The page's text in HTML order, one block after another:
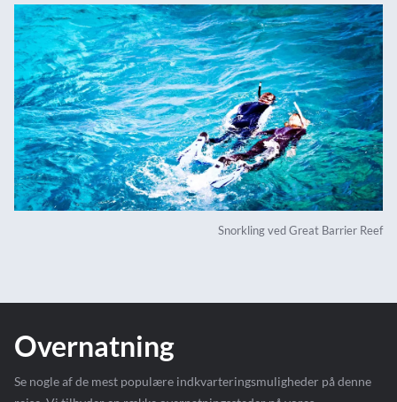
Snorkling ved Great Barrier Reef
Overnatning
Se nogle af de mest populære indkvarteringsmuligheder på denne